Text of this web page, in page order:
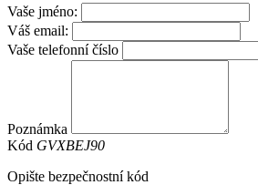
Vaše jméno:
Váš email:
Vaše telefonní číslo
Poznámka
Kód GVXBEJ90
Opište bezpečnostní kód